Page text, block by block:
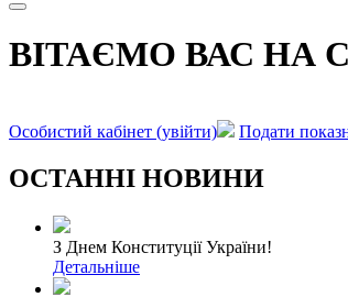
ВІТАЄМО ВАС НА
Особистий кабінет (увійти) Подати
ОСТАННІ НОВИНИ
З Днем Конституції України!
Детальніше